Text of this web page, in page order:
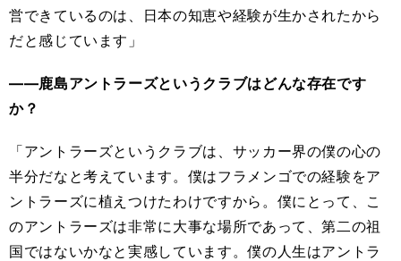
営できているのは、日本の知恵や経験が生かされたから
だと感じています」
――鹿島アントラーズというクラブはどんな存在です
か？
「アントラーズというクラブは、サッカー界の僕の心の
半分だなと考えています。僕はフラメンゴでの経験をア
ントラーズに植えつけたわけですから。僕にとって、こ
のアントラーズは非常に大事な場所であって、第二の祖
国ではないかなと実感しています。僕の人生はアントラ